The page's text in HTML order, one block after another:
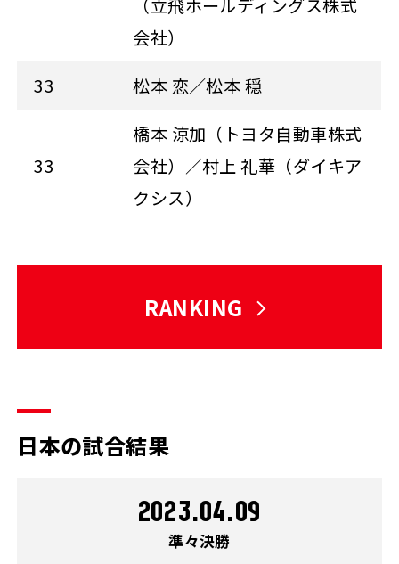
（立飛ホールディングス株式
会社）
33
松本 恋／松本 穏
33
橋本 涼加（トヨタ自動車株式
会社）／村上 礼華（ダイキア
クシス）
RANKING
日本の試合結果
2023.04.09
準々決勝